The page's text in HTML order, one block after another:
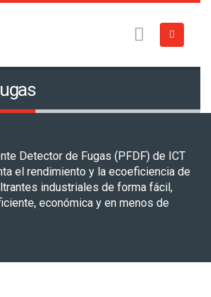
Detector de Fugas (PFDF) de ICT
el rendimiento y la ecoeficiencia de
industriales de forma fácil,
económica y en menos de